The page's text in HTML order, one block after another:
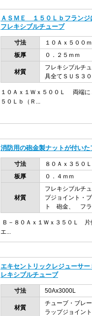
ＡＳＭＥ １５０Ｌｂフランジ
フレキシブルチューブ
寸法
１０Ａｘ５００
板厚
０．２５ｍｍ
材質
フレキシブルチ
具全てＳＵＳ３
１０Ａｘ１Ｗｘ５００Ｌ 両端
５０Ｌｂ（Ｒ...
消防用の砲金製ナットが付い
寸法
８０Ａｘ３５０Ｌ
板厚
０．４ｍｍ
材質
フレキシブルチ
プジョイント・
ト 砲金、 フラ
Ｂ－８０Ａｘ１Ｗｘ３５０Ｌ 片
エ...
エキセントリックレジューサ
レキシブルチューブ
寸法 50Ax3000L
材質
チューブ・ブレ
ラップジョイン